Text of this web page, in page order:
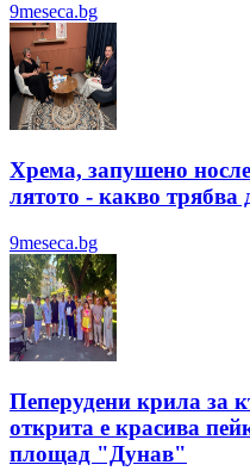
9meseca.bg
Хрема, запушено
лятотo - какво трябва
9meseca.bg
Пеперудени крила за
открита е красива
площад "Дунав"